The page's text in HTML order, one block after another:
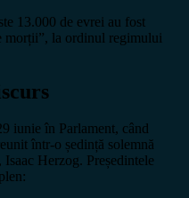
13.000 de evrei au fost
morții”, la ordinul regimului
iunie în Parlament, când
într-o ședință solemnă
Herzog. Președintele